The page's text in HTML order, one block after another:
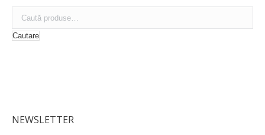
Cautare
NEWSLETTER